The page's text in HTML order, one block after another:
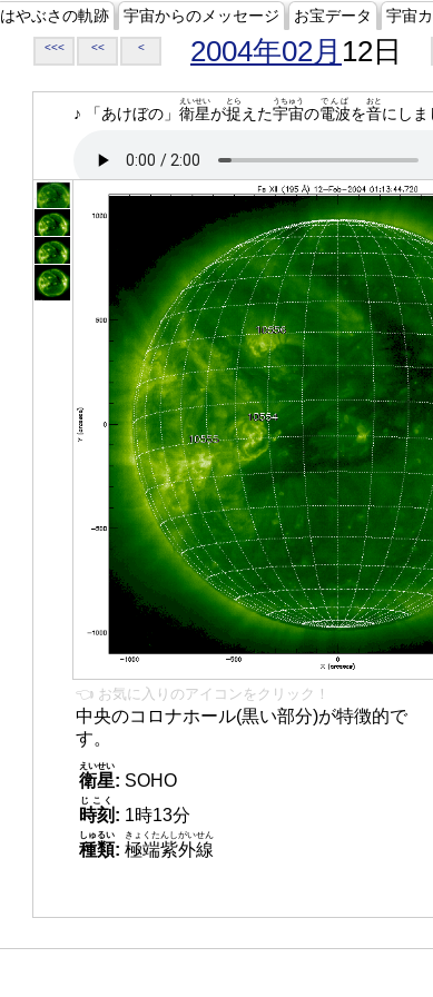
はやぶさの軌跡 宇宙からのメッセージ お宝データ 宇宙
<<< << < 2004年02月 12日
♪ 「あけぼの」 衛星
えいせい
が捉
とら
えた宇宙
うちゅう
の電波
でんぱ
を音
おと
にしま
👈 お気に入りのアイコンをクリック！
中央のコロナホール(黒い部分)が特徴的で
す。
衛星
えいせい
: SOHO
時刻
じこく
: 1時13分
種類
しゅるい
: 極端紫外線
きょくたんしがいせん